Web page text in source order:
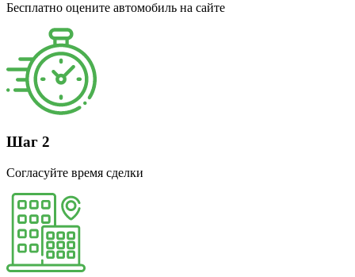
Бесплатно оцените автомобиль на сайте
Шаг 2
Согласуйте время сделки